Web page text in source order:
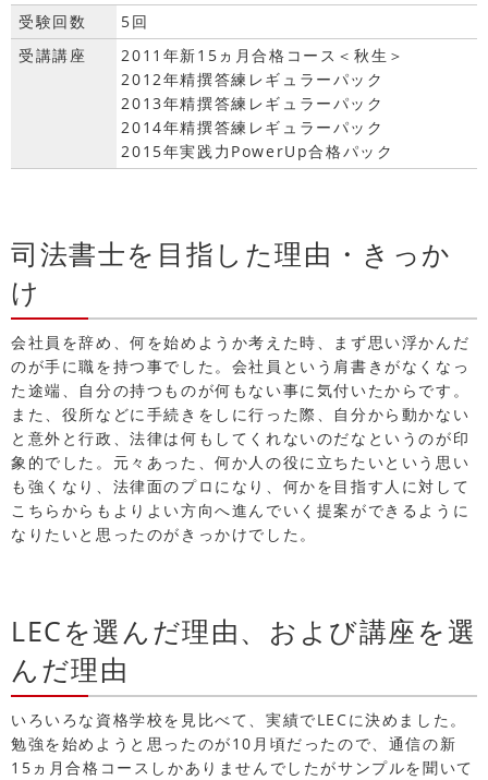
受験回数
5回
受講講座
2011年新15ヵ月合格コース＜秋生＞
2012年精撰答練レギュラーパック
2013年精撰答練レギュラーパック
2014年精撰答練レギュラーパック
2015年実践力PowerUp合格パック
司法書士を目指した理由・きっか
け
会社員を辞め、何を始めようか考えた時、まず思い浮かんだ
のが手に職を持つ事でした。会社員という肩書きがなくなっ
た途端、自分の持つものが何もない事に気付いたからです。
また、役所などに手続きをしに行った際、自分から動かない
と意外と行政、法律は何もしてくれないのだなというのが印
象的でした。元々あった、何か人の役に立ちたいという思い
も強くなり、法律面のプロになり、何かを目指す人に対して
こちらからもよりよい方向へ進んでいく提案ができるように
なりたいと思ったのがきっかけでした。
LECを選んだ理由、および講座を選
んだ理由
いろいろな資格学校を見比べて、実績でLECに決めました。
勉強を始めようと思ったのが10月頃だったので、通信の新
15ヵ月合格コースしかありませんでしたがサンプルを聞いて